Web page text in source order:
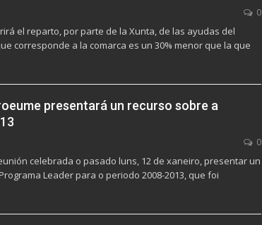
0
el reparto, por parte de la Xunta, de las ayudas del
corresponde a la comarca es un 30% menor que la que
presentará un recurso sobre a
0
celebrada o pasado luns, 12 de xaneiro, presentar un
Leader para o periodo 2008-2013, que foi